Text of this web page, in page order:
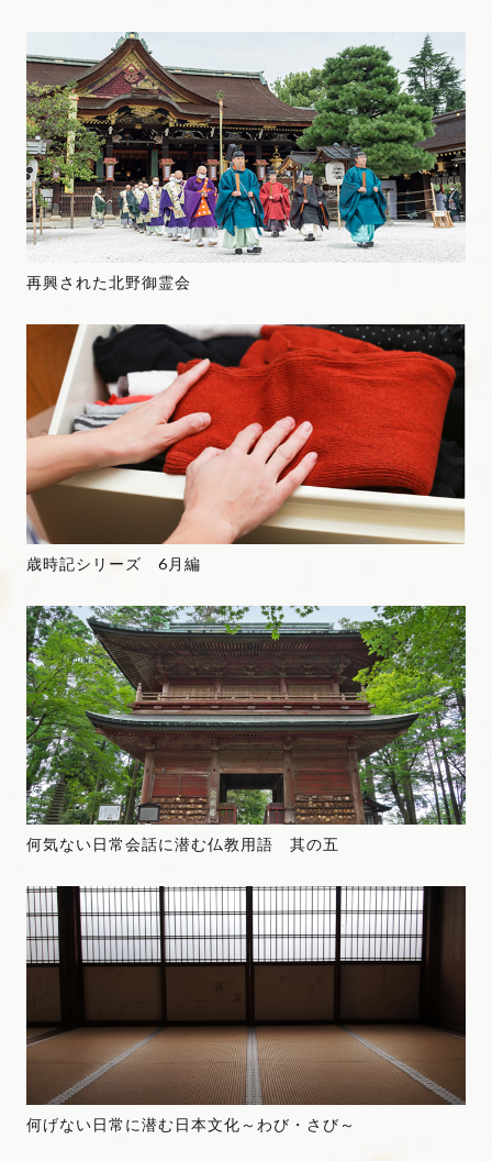
再興された北野御霊会
歳時記シリーズ 6月編
何気ない日常会話に潜む仏教用語 其の五
何げない日常に潜む日本文化～わび・さび～